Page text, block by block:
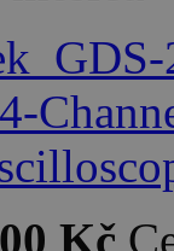
Kč